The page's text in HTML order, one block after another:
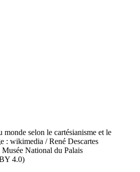
monde selon le cartésianisme et le
: wikimedia / René Descartes
National du Palais
4.0)